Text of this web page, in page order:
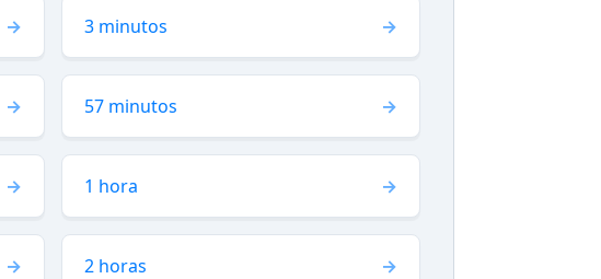
3 minutos
57 minutos
1 hora
2 horas